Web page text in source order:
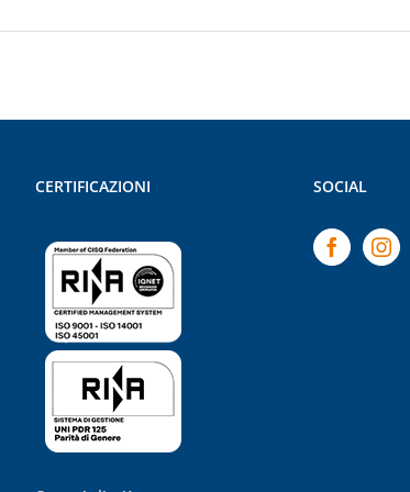
CERTIFICAZIONI SOCIAL